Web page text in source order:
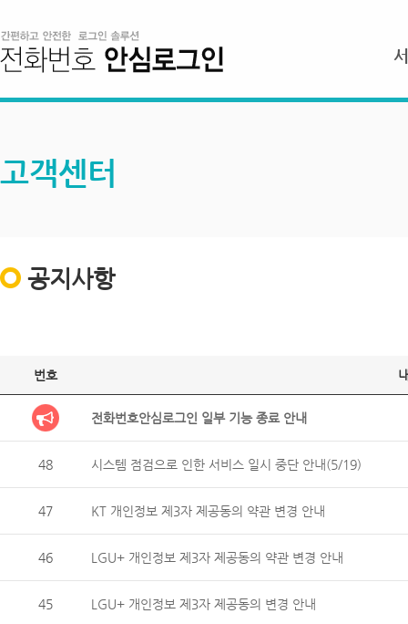
고객센터
공지사항
번호
전화번호안심로그인 일부 기능 종료 안내
48 시스템 점검으로 인한 서비스 일시 중단 안내(5/19)
47 KT 개인정보 제3자 제공동의 약관 변경 안내
46 LGU+ 개인정보 제3자 제공동의 약관 변경 안내
45 LGU+ 개인정보 제3자 제공동의 변경 안내